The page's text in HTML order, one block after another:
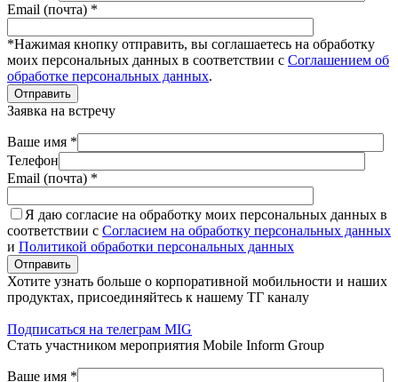
Email (почта) *
*Нажимая кнопку отправить, вы соглашаетесь на обработку
моих персональных данных в соответствии с Соглашением об
обработке персональных данных.
Отправить
Заявка на встречу
Ваше имя *
Телефон
Email (почта) *
Я даю согласие на обработку моих персональных данных в
соответствии с Согласием на обработку персональных данных
и Политикой обработки персональных данных
Отправить
Хотите узнать больше о корпоративной мобильности и наших
продуктах, присоединяйтесь к нашему ТГ каналу
Подписаться на телеграм MIG
Стать участником мероприятия Mobile Inform Group
Ваше имя *